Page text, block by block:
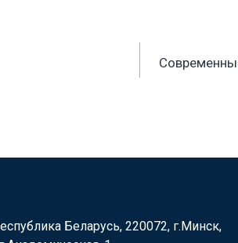
Беларусь, 220072, г.Минск,